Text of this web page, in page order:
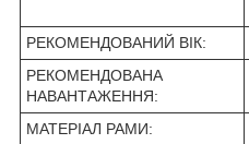
РЕКОМЕНДОВАНИЙ ВІК:
РЕКОМЕНДОВАНА
НАВАНТАЖЕННЯ:
МАТЕРІАЛ РАМИ: